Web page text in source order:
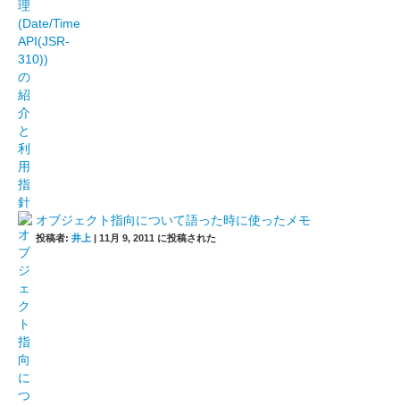
オブジェクト指向について語った時に使ったメモ
投稿者: 井上 | 11月 9, 2011 に投稿された